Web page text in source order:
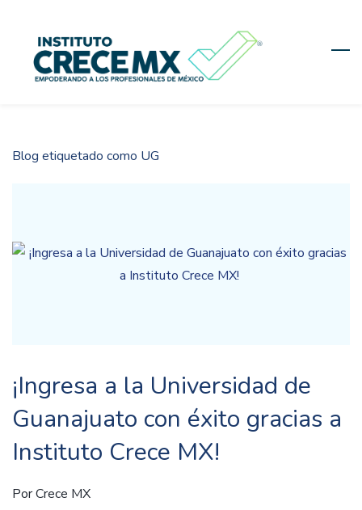
content
Blog etiquetado como UG
¡Ingresa a la Universidad de
Guanajuato con éxito gracias a
Instituto Crece MX!
PorCrece MX